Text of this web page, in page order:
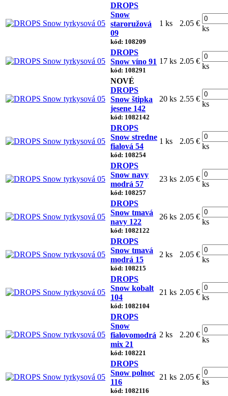
DROPS
Snow
staroružová
09
kód: 108209
1 ks 2.05 €
ks
DROPS
Snow víno 91
kód: 108291
17 ks 2.05 €
ks
NOVÉ
DROPS
Snow štipka
jesene 142
kód: 1082142
20 ks 2.55 €
ks
DROPS
Snow stredne
fialová 54
kód: 108254
1 ks 2.05 €
ks
DROPS
Snow navy
modrá 57
kód: 108257
23 ks 2.05 €
ks
DROPS
Snow tmavá
navy 122
kód: 1082122
26 ks 2.05 €
ks
DROPS
Snow tmavá
modrá 15
kód: 108215
2 ks 2.05 €
ks
DROPS
Snow kobalt
104
kód: 1082104
21 ks 2.05 €
ks
DROPS
Snow
fialovomodrá
mix 21
kód: 108221
2 ks 2.20 €
ks
DROPS
Snow polnoc
116
kód: 1082116
21 ks 2.05 €
ks